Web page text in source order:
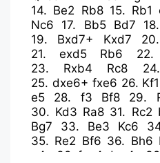
14. Be2 Rb8 15. Rb1
Nc6
17. Bb5 Bd7 18.
19. Bxd7+ Kxd7
21.exd5 Rb6 22.
23. Rxb4 Rc8
25. dxe6+ fxe6 26. Kf1
e5
28. f3 Bf8 29.
30. Kd3 Ra8 31. Rc2
Bg7
33. Be3 Kc6
35. Re2 Bf6 36. Bh6
e4+
38. fxe4 dxe4+ 39.